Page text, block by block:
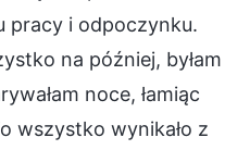
pracy i odpoczynku.
na później, byłam
noce, łamiąc
wszystko wynikało z